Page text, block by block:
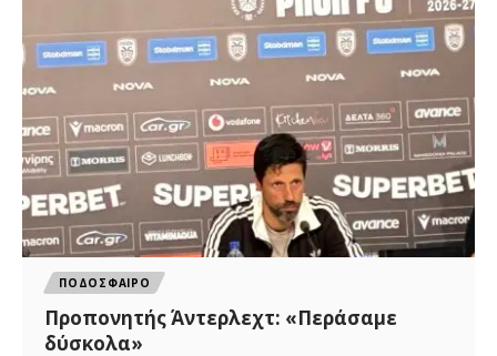
ΠΟΔΟΣΦΑΙΡΟ
Προπονητής Άντερλεχτ: «Περάσαμε
δύσκολα»